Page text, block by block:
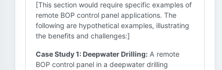
[This section would require specific examples of
remote BOP control panel applications. The
following are hypothetical examples, illustrating
the benefits and challenges:]
Case Study 1: Deepwater Drilling: A remote
BOP control panel in a deepwater drilling